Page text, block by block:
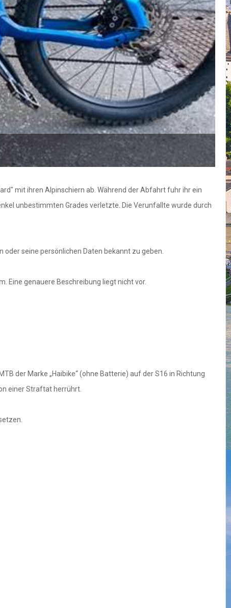
mit ihren Alpinschiern ab. Während der Abfahrt fuhr ihr ein
unbestimmten Grades verletzte. Die Verunfallte wurde durch
seine persönlichen Daten bekannt zu geben.
Eine genauere Beschreibung liegt nicht vor.
der Marke „Haibike“ (ohne Batterie) auf der S16 in Richtung
einer Straftat herrührt.